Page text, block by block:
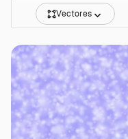
Vectores